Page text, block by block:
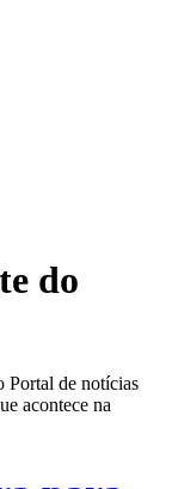
do
Portal de notícias
acontece na